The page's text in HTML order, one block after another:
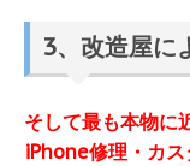
3、改造屋に
そして最も本物に
iPhone修理・カス